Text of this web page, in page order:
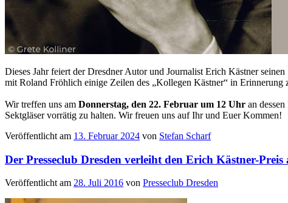
Dieses Jahr feiert der Dresdner Autor und Journalist Erich Kästner
mit Roland Fröhlich einige Zeilen des „Kollegen Kästner“ in
Wir treffen uns am Donnerstag, den 22. Februar um 12 Uhr an
Sektgläser vorrätig zu halten. Wir freuen uns auf Ihr und Euer Kommen!
Veröffentlicht am 13. Februar 2024 von Stefan Scharf
Der Presseclub Dresden verleiht den Erich Kästner-
Veröffentlicht am 28. Juli 2016 von Presseclub Dresden